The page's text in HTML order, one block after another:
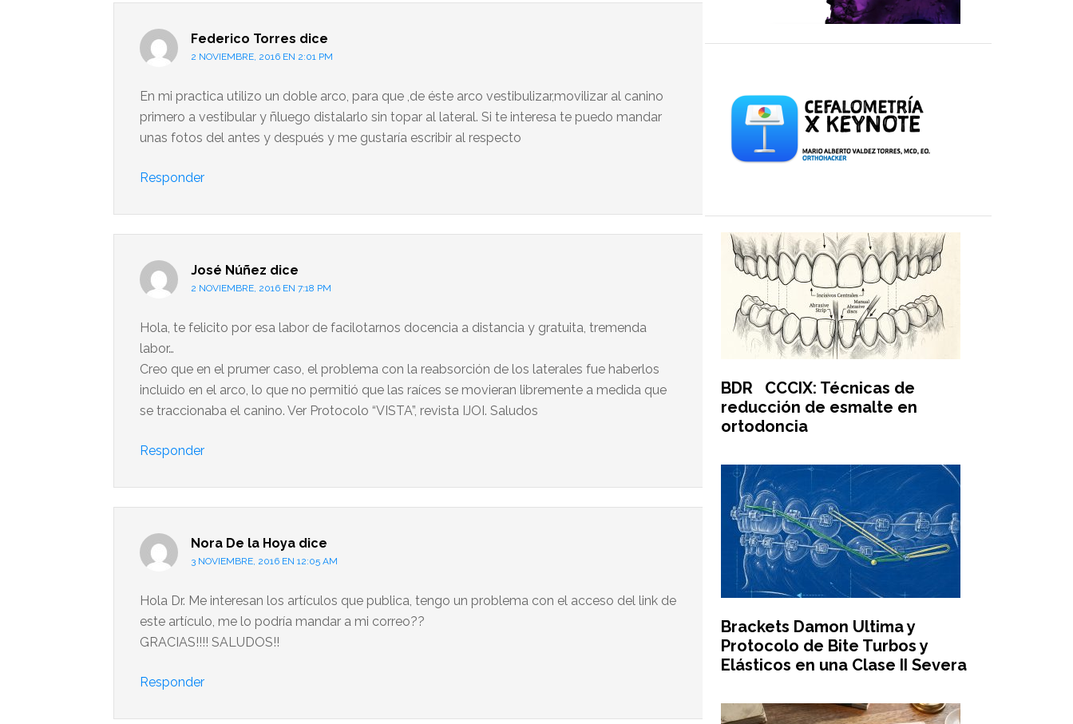
Federico Torres dice
2 NOVIEMBRE, 2016 EN 2:01 PM
En mi practica utilizo un doble arco, para que ,de éste arco vestibulizar,movilizar al canino
primero a vestibular y ñluego distalarlo sin topar al lateral. Si te interesa te puedo mandar
unas fotos del antes y después y me gustaría escribir al respecto
Responder
José Núñez dice
2 NOVIEMBRE, 2016 EN 7:18 PM
Hola, te felicito por esa labor de facilotarnos docencia a distancia y gratuita, tremenda
labor…
Creo que en el prumer caso, el problema con la reabsorción de los laterales fue haberlos
incluido en el arco, lo que no permitió que las raíces se movieran libremente a medida que
se traccionaba el canino. Ver Protocolo “VISTA”, revista IJOI. Saludos
Responder
Nora De la Hoya dice
3 NOVIEMBRE, 2016 EN 12:05 AM
Hola Dr. Me interesan los artículos que publica, tengo un problema con el acceso del link de
este artículo, me lo podría mandar a mi correo??
GRACIAS!!!! SALUDOS!!
Responder
BDR CCCIX: Técnicas de
reducción de esmalte en
ortodoncia
Brackets Damon Ultima y
Protocolo de Bite Turbos y
Elásticos en una Clase II Severa